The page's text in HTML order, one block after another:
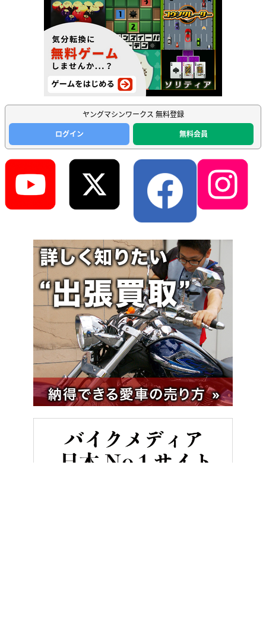
ヤングマシンワークス 無料登録
ログイン
無料会員